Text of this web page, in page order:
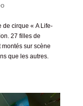
de cirque « A Life-
27 filles de
sur scène
que les autres.